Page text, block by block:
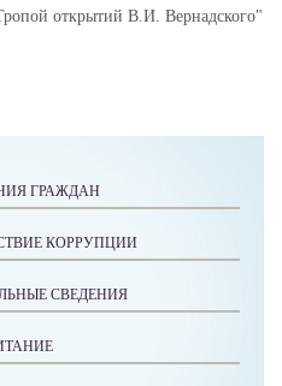
открытий В.И. Вернадского"
ГРАЖДАН
КОРРУПЦИИ
СВЕДЕНИЯ